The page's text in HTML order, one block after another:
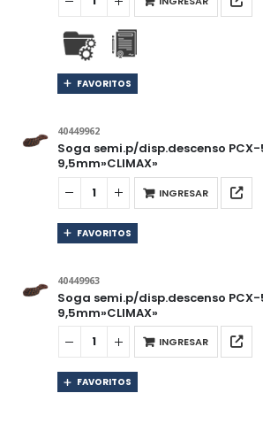
FAVORITOS
40449962
Soga semi.p/disp.descenso PCX-
9,5mm»CLIMAX»
INGRESAR
FAVORITOS
40449963
Soga semi.p/disp.descenso PCX-
9,5mm»CLIMAX»
INGRESAR
FAVORITOS